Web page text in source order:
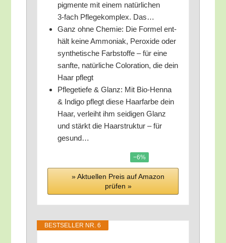
pig­men­te mit einem natür­li­chen
3‑fach Pfle­ge­kom­plex. Das…
Ganz ohne Che­mie: Die For­mel ent­
hält kei­ne Ammo­ni­ak, Per­oxi­de oder
syn­the­ti­sche Farb­stof­fe – für eine
sanf­te, natür­li­che Colo­ra­ti­on, die dein
Haar pflegt
Pfle­ge­tie­fe & Glanz: Mit Bio-Hen­na
& Indi­go pflegt die­se Haar­far­be dein
Haar, ver­leiht ihm sei­di­gen Glanz
und stärkt die Haar­struk­tur – für
gesund…
−6%
» Aktu­el­len Preis auf Ama­zon
prü­fen »
BEST­SEL­LER NR. 6